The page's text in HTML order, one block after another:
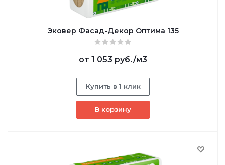
Эковер Фасад-Декор Оптима 135
от 1 053 руб./м3
Купить в 1 клик
В корзину